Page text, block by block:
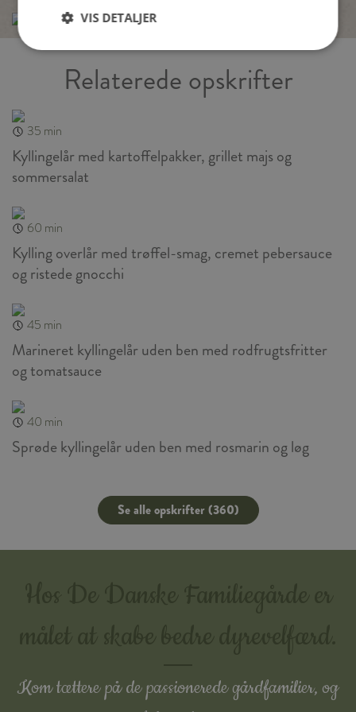
Relaterede opskrifter
35 min
Kyllingelår med kartoffelpakker, grillet majs og
sommersalat
60 min
Kylling overlår med trøffel-smag, cremet pebersauce
og ristede gnocchi
45 min
Marineret kyllingelår uden ben med rodfrugtsfritter
og tomatsauce
40 min
Sprøde kyllingelår uden ben med rosmarin og løg
Se alle opskrifter (360)
Kom tættere på de passionerede gårdfamilier, og
VIS DETALJER